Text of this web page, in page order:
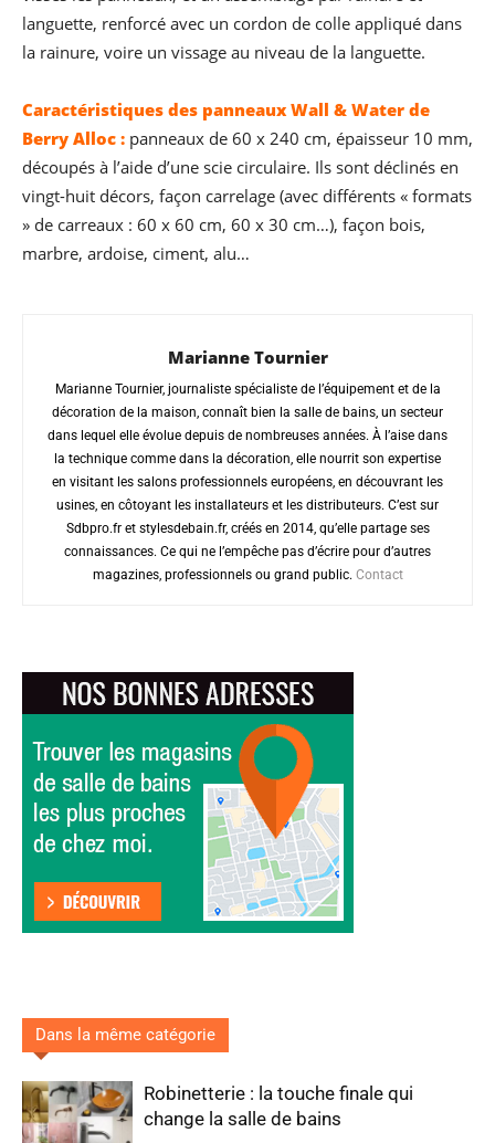
languette, renforcé avec un cordon de colle appliqué dans
la rainure, voire un vissage au niveau de la languette.
Caractéristiques des panneaux Wall & Water de
Berry Alloc : panneaux de 60 x 240 cm, épaisseur 10 mm,
découpés à l’aide d’une scie circulaire. Ils sont déclinés en
vingt-huit décors, façon carrelage (avec différents « formats
» de carreaux : 60 x 60 cm, 60 x 30 cm…), façon bois,
marbre, ardoise, ciment, alu…
Marianne Tournier
Marianne Tournier, journaliste spécialiste de l’équipement et de la
décoration de la maison, connaît bien la salle de bains, un secteur
dans lequel elle évolue depuis de nombreuses années. À l’aise dans
la technique comme dans la décoration, elle nourrit son expertise
en visitant les salons professionnels européens, en découvrant les
usines, en côtoyant les installateurs et les distributeurs. C’est sur
Sdbpro.fr et stylesdebain.fr, créés en 2014, qu’elle partage ses
connaissances. Ce qui ne l’empêche pas d’écrire pour d’autres
magazines, professionnels ou grand public. Contact
Dans la même catégorie
Robinetterie : la touche finale qui
change la salle de bains